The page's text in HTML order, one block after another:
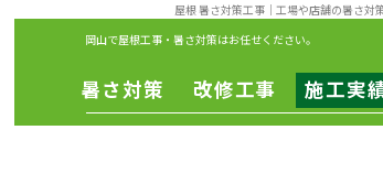
屋根 暑さ対策工事 ｜工場や店舗の暑さ対
岡山で屋根工事・暑さ対策はお任せください。
暑さ対策 改修工事 施工実